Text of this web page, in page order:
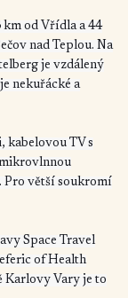
km od Vřídla a 44
nad Teplou. Na
je vzdálený
nekuřácké a
kabelovou TV s
Pro větší soukromí
Space Travel
of Health
Karlovy Vary je to